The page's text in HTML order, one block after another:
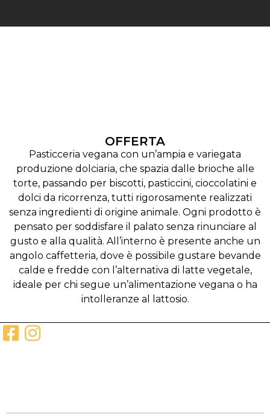
OFFERTA
Pasticceria vegana con un’ampia e variegata
produzione dolciaria, che spazia dalle brioche alle
torte, passando per biscotti, pasticcini, cioccolatini e
dolci da ricorrenza, tutti rigorosamente realizzati
senza ingredienti di origine animale. Ogni prodotto è
pensato per soddisfare il palato senza rinunciare al
gusto e alla qualità. All’interno è presente anche un
angolo caffetteria, dove è possibile gustare bevande
calde e fredde con l’alternativa di latte vegetale,
ideale per chi segue un’alimentazione vegana o ha
intolleranze al lattosio.